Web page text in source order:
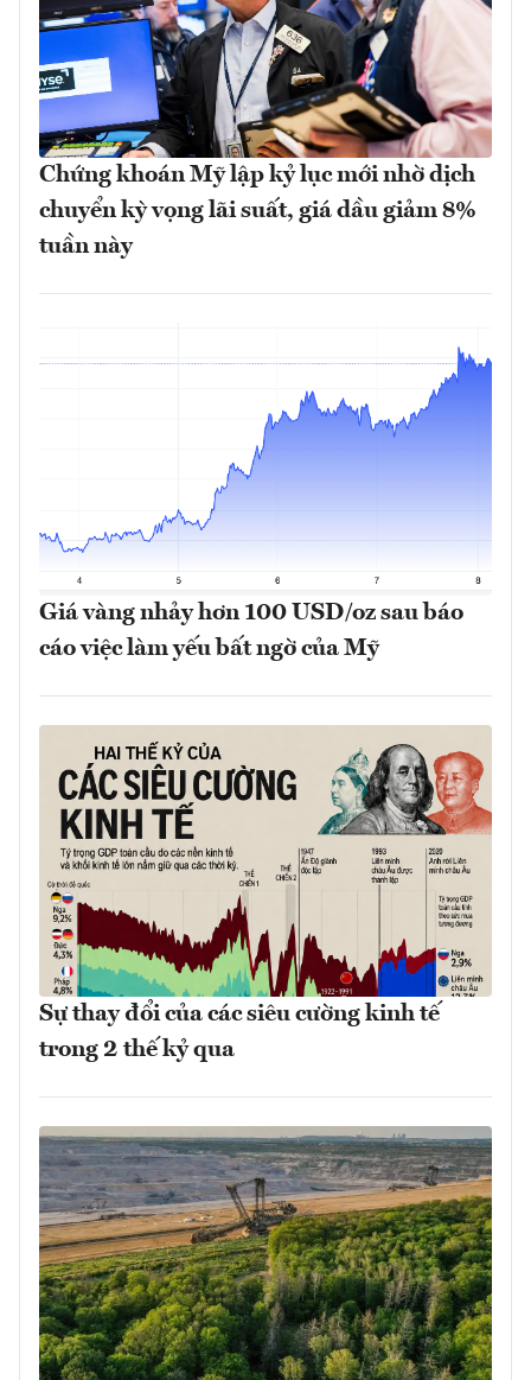
Chứng khoán Mỹ lập kỷ lục mới nhờ dịch
chuyển kỳ vọng lãi suất, giá dầu giảm 8%
tuần này
Giá vàng nhảy hơn 100 USD/oz sau báo
cáo việc làm yếu bất ngờ của Mỹ
Sự thay đổi của các siêu cường kinh tế
trong 2 thế kỷ qua